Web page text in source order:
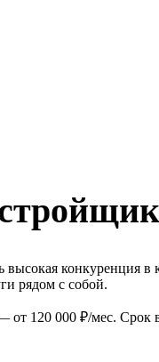
конкуренция
рядом с собой.
от 120 000 ₽/мес.